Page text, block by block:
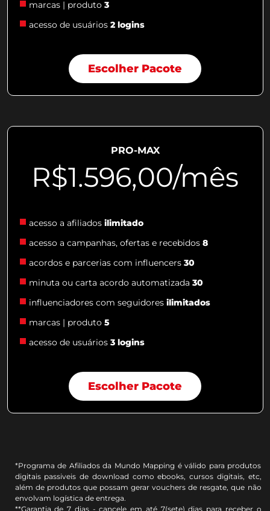
marcas | produto 3
acesso de usuários 2 logins
Escolher Pacote
PRO-MAX
R$1.596,00/mês
acesso a afiliados ilimitado
acesso a campanhas, ofertas e recebidos 8
acordos e parcerias com influencers 30
minuta ou carta acordo automatizada 30
influenciadores com seguidores ilimitados
marcas | produto 5
acesso de usuários 3 logins
Escolher Pacote
*Programa de Afiliados da Mundo Mapping é válido para produtos
digitais passiveis de download como ebooks, cursos digitais, etc,
além de produtos que possam gerar vouchers de resgate, que não
envolvam logística de entrega.
**Garantia de 7 dias - cancele em até 7(sete) dias para receber o